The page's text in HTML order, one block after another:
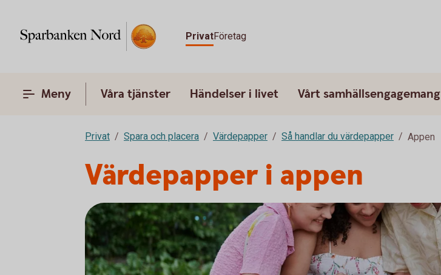
PrivatFöretag
Meny Våra tjänster Händelser i livet Vårt samhällsengagemang
Privat Spara och placera Värdepapper Så handlar du värdepapper Appen
Värdepapper i appen